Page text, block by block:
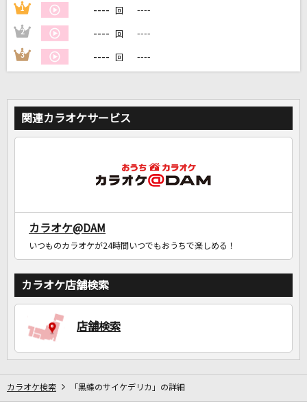
1 ---- 回 ----
2 ---- 回 ----
3 ---- 回 ----
関連カラオケサービス
カラオケ@DAM
いつものカラオケが24時間いつでもおうちで楽しめる！
カラオケ店舗検索
店舗検索
カラオケ検索 「黒蝶のサイケデリカ」の詳細